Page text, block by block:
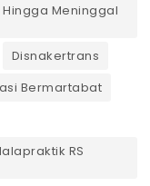
Meninggal
Disnakertrans
Bermartabat
RS